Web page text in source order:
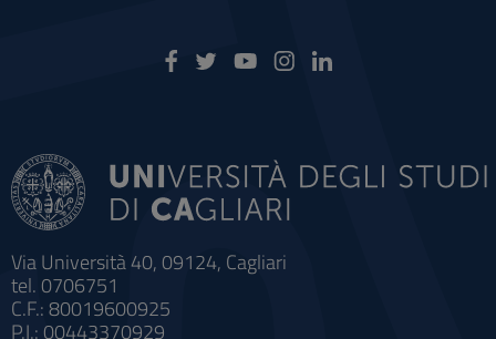
Via Università 40, 09124, Cagliari
tel. 0706751
C.F.: 80019600925
P.I.: 00443370929